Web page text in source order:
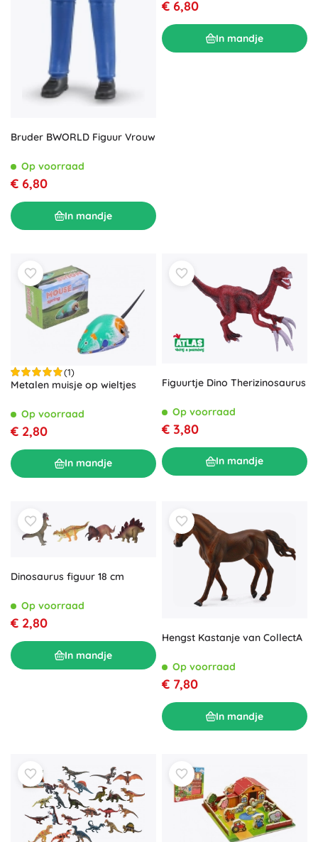
Bruder BWORLD Figuur Vrouw
Op voorraad
€ 6,80
In mandje
€ 6,80
In mandje
(1)
Metalen muisje op wieltjes
Op voorraad
€ 2,80
In mandje
Figuurtje Dino Therizinosaurus
Op voorraad
€ 3,80
In mandje
Dinosaurus figuur 18 cm
Op voorraad
€ 2,80
In mandje
Hengst Kastanje van CollectA
Op voorraad
€ 7,80
In mandje